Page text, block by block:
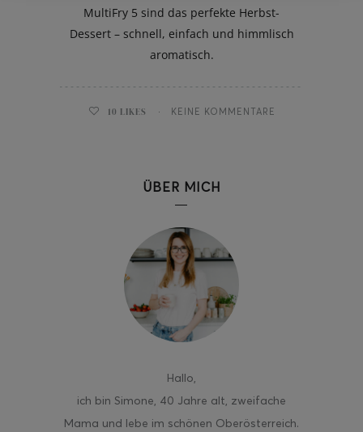
MultiFry 5 sind das perfekte Herbst-
Dessert – schnell, einfach und himmlisch
aromatisch.
10 LIKES KEINE KOMMENTARE
ÜBER MICH
Hallo,
ich bin Simone, 40 Jahre alt, zweifache
Mama und lebe im schönen Oberösterreich.